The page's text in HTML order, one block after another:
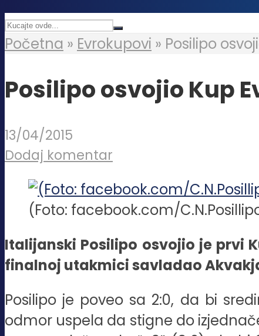
Početna » Evrokupovi » Posilipo
Posilipo osvojio Kup
13/04/2015
Dodaj komentar
(Foto: facebook.com/
Italijanski Posilipo osvojio je prvi
finalnoj utakmici savladao
Posilipo je poveo sa 2:0, da bi
odmor uspela da stigne do